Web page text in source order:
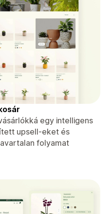
egy intelligens
upsell-eket és
folyamat